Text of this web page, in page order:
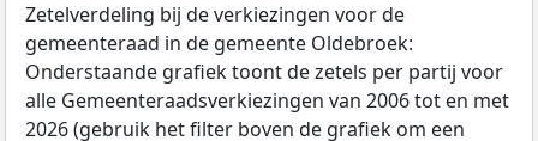
Zetelverdeling bij de verkiezingen voor de
gemeenteraad in de gemeente Oldebroek:
Onderstaande grafiek toont de zetels per partij voor
alle Gemeenteraadsverkiezingen van 2006 tot en met
2026 (gebruik het filter boven de grafiek om een